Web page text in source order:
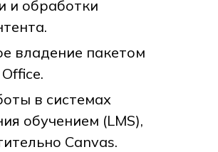
и обработки
владение пакетом
в системах
обучением (LMS),
Canvas.